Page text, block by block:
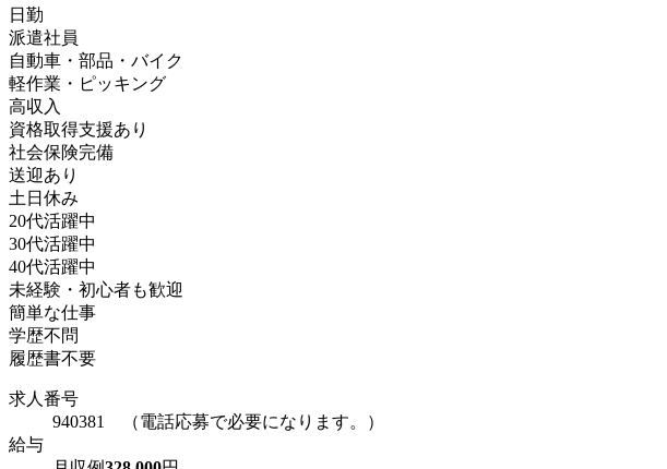
日勤
派遣社員
自動車・部品・バイク
軽作業・ピッキング
高収入
資格取得支援あり
社会保険完備
送迎あり
土日休み
20代活躍中
30代活躍中
40代活躍中
未経験・初心者も歓迎
簡単な仕事
学歴不問
履歴書不要
求人番号
940381 （電話応募で必要になります。）
給与